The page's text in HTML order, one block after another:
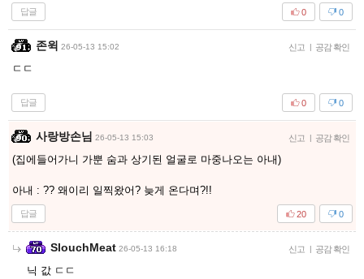
답글 0
0
존윅 26-05-13 15:02 신고 공감 확인
ㄷㄷ
답글 0
0
사랑방손님 26-05-13 15:03 신고 공감 확인
(집에들어가니 가뿐 숨과 상기된 얼굴로 마중나오는 아내)
아내 : ?? 왜이리 일찍왔어? 늦게 온다며?!!
답글 0
20
SlouchMeat 26-05-13 16:18 신고 공감 확인
닉 값 ㄷㄷ